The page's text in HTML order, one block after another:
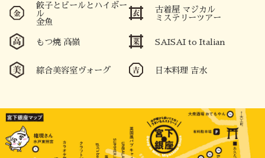
餃子とビールとハイボー
ル
金魚
古着屋 マジカル
ミステリーツアー
もつ焼 高嶺 SAISAI to Italian
綜合美容室ヴォーグ 日本料理 吉水